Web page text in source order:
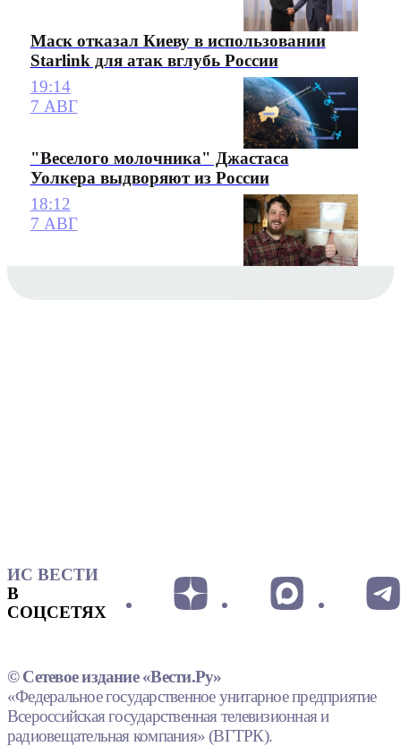
Маск отказал Киеву в использовании
Starlink для атак вглубь России
19:14
7 АВГ
"Веселого молочника" Джастаса
Уолкера выдворяют из России
18:12
7 АВГ
ИС ВЕСТИ
В
СОЦСЕТЯХ
© Сетевое издание «Вести.Ру»
«Федеральное государственное унитарное предприятие
Всероссийская государственная телевизионная и
радиовещательная компания» (ВГТРК).